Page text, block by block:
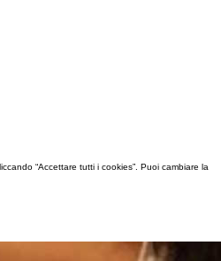
“Accettare tutti i cookies”. Puoi cambiare la